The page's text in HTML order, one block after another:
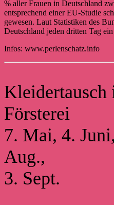
% aller Frauen in Deutschland
entsprechend einer EU-Studie
gewesen. Laut Statistiken des
Deutschland jeden dritten Tag
Infos: www.perlenschatz.info
Kleidertausch
Försterei
7. Mai, 4.
Aug.,
3. Sept.